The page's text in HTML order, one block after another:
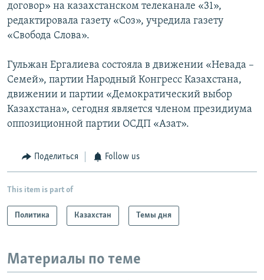
договор» на казахстанском телеканале «31»,
редактировала газету «Соз», учредила газету
«Свобода Слова».
Гульжан Ергалиева состояла в движении «Невада –
Семей», партии Народный Конгресс Казахстана,
движении и партии «Демократический выбор
Казахстана», сегодня является членом президиума
оппозиционной партии ОСДП «Азат».
Поделиться Follow us
This item is part of
Политика Казахстан Темы дня
Материалы по теме